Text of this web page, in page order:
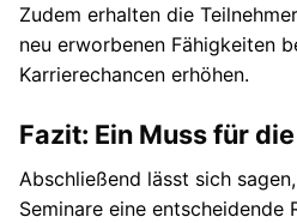
Zudem erhalten die
neu erworbenen Fähigkeiten
Karrierechancen erhöhen.
Fazit: Ein Muss für
Abschließend lässt sich
Seminare eine entscheidende